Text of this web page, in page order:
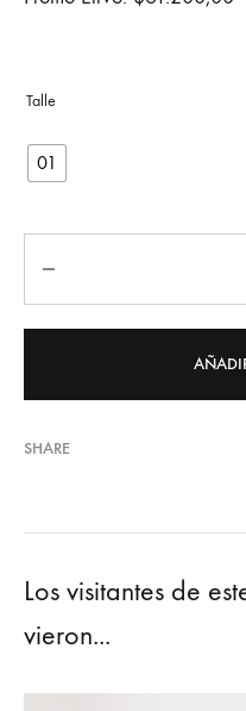
01
SHARE
Los visitantes de
vieron...